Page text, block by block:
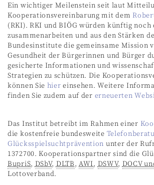
Ein wichtiger Meilenstein seit laut
Kooperationsvereinbarung mit dem
(RKI). RKI und BIÖG würden künftig noch
zusammenarbeiten und aus den Stärken
Bundesinstitute die gemeinsame Mission
Gesundheit der Bürgerinnen und Bürger
gesicherte Informationen und
Strategien zu schützen. Die
können Sie hier einsehen. Weitere
finden Sie zudem auf der erneuerten
Das Institut betreibt im Rahmen einer
die kostenfreie bundesweite
Glücksspielsuchtprävention unter der
1372700. Kooperationspartner sind die
BupriS, DSbV,DLTB,AWI,DSWV, DOCV
Lottoverband.